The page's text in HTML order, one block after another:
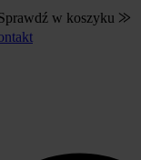
w koszyku ⨠